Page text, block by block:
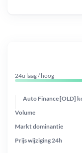
24u laag / hoog
Auto Finance [OLD]
Prijs wijziging 24h
Markt dominantie
Volume